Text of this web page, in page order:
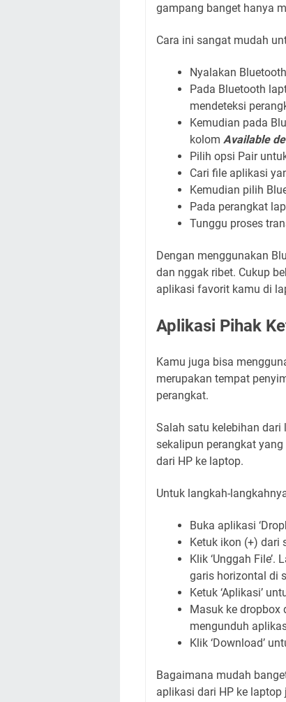
gampang banget hanya
Cara ini sangat mudah
Nyalakan
Pada Bluetooth
mendeteksi
Kemudian pada
kolom Available
Pilih opsi Pair
Cari file aplikasi
Kemudian pilih
Pada perangkat
Tunggu proses
Dengan menggunakan
dan nggak ribet. Cukup
aplikasi favorit kamu di
Aplikasi Pihak
Kamu juga bisa
merupakan tempat
perangkat.
Salah satu kelebihan
sekalipun perangkat
dari HP ke laptop.
Untuk langkah-
Buka aplikasi
Ketuk ikon (+) dari
Klik ‘Unggah File’.
garis horizontal di
Ketuk ‘Aplikasi’
Masuk ke dropbox
mengunduh
Klik ‘Download’
Bagaimana mudah
aplikasi dari HP ke